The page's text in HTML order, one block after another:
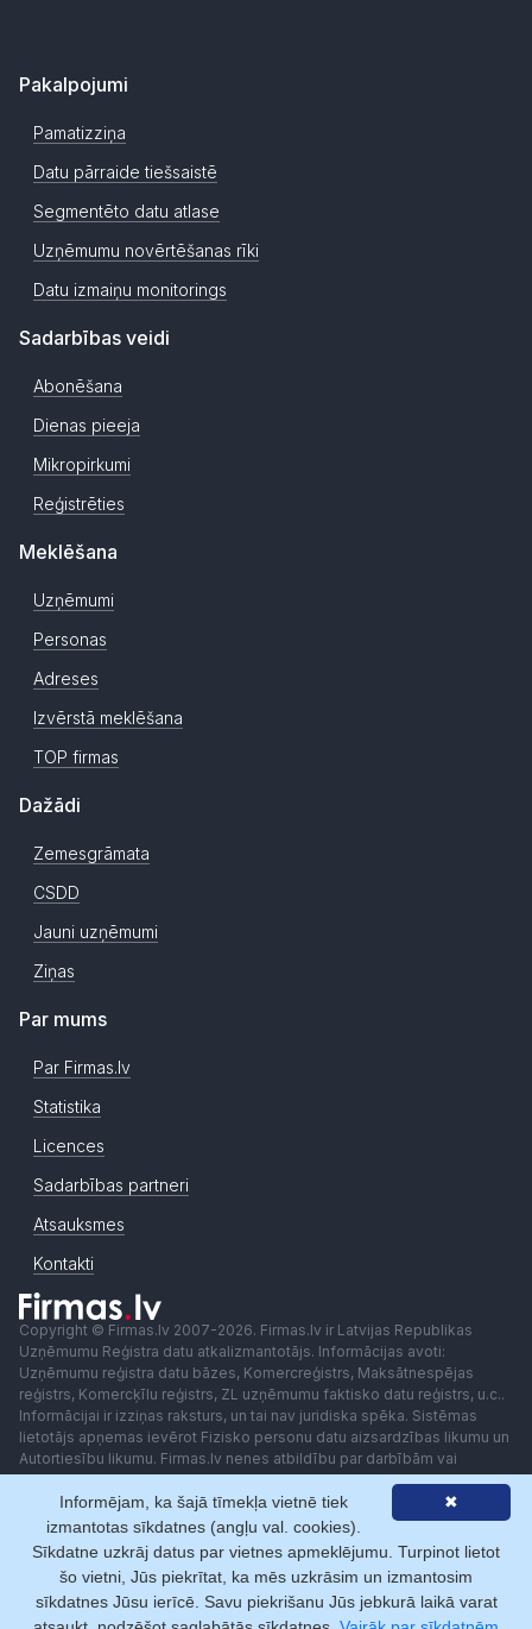
Pakalpojumi
Pamatizziņa
Datu pārraide tiešsaistē
Segmentēto datu atlase
Uzņēmumu novērtēšanas rīki
Datu izmaiņu monitorings
Sadarbības veidi
Abonēšana
Dienas pieeja
Mikropirkumi
Reģistrēties
Meklēšana
Uzņēmumi
Personas
Adreses
Izvērstā meklēšana
TOP firmas
Dažādi
Zemesgrāmata
CSDD
Jauni uzņēmumi
Ziņas
Par mums
Par Firmas.lv
Statistika
Licences
Sadarbības partneri
Atsauksmes
Kontakti
Copyright © Firmas.lv 2007-2026. Firmas.lv ir Latvijas Republikas
Uzņēmumu Reģistra datu atkalizmantotājs. Informācijas avoti:
Uzņēmumu reģistra datu bāzes, Komercreģistrs, Maksātnespējas
reģistrs, Komercķīlu reģistrs, ZL uzņēmumu faktisko datu reģistrs, u.c..
Informācijai ir izziņas raksturs, un tai nav juridiska spēka. Sistēmas
lietotājs apņemas ievērot Fizisko personu datu aizsardzības likumu un
Autortiesību likumu. Firmas.lv nenes atbildību par darbībām vai
lēmumiem, kas balstīti uz saņemto pakalpojumu. Lietotājam aizliegts
izmantot jebkādas automatizētas sistēmas vai iekārtas (robotus)
piekļuvei sistēmai bez rakstiskas saskaņošanas ar Firmas.lv. Galvenā
redaktore: Ingūna Pempere.
Lietošanas noteikumi
Privātuma politika Norēķini ar
✖
Informējam, ka šajā tīmekļa vietnē tiek
izmantotas sīkdatnes (angļu val. cookies).
Sīkdatne uzkrāj datus par vietnes apmeklējumu. Turpinot lietot
šo vietni, Jūs piekrītat, ka mēs uzkrāsim un izmantosim
sīkdatnes Jūsu ierīcē. Savu piekrišanu Jūs jebkurā laikā varat